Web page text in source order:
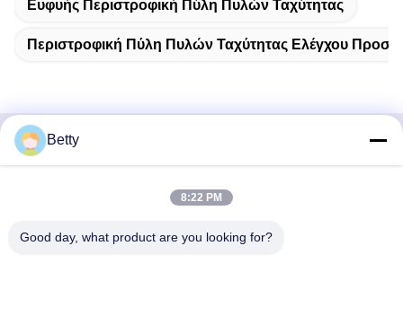
Ευφυής Περιστροφική Πύλη Πυλών Ταχύτητας
Περιστροφική Πύλη Πυλών Ταχύτητας Ελέγχου
Γρήγορη επικοινωνία
Guangdong, Κίνα
Betty
8:22 PM
Good day, what product are you looking for?